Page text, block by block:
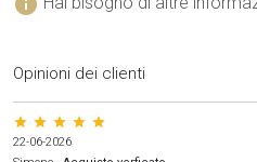
Opinioni dei clienti
star star star star star
22-06-2026